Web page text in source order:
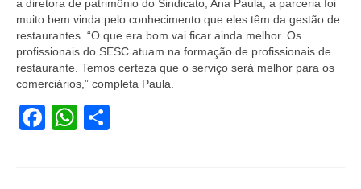
Acordo de Feriado para Empresas
CIPA
BENEFÍCIOS
Sede social
a diretora de patrimônio do Sindicato, Ana Paula, a parceria foi
muito bem vinda pelo conhecimento que eles têm da gestão de
restaurantes. “O que era bom vai ficar ainda melhor. Os
profissionais do SESC atuam na formação de profissionais de
restaurante. Temos certeza que o serviço será melhor para os
comerciários,” completa Paula.
Facebook
WhatsApp